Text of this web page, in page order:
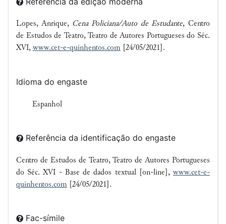
Lopes, Anrique, Cena Policiana/Auto de Estudante, Centro
de Estudos de Teatro, Teatro de Autores Portugueses do Séc.
XVI, www.cet-e-quinhentos.com [24/05/2021].
Idioma do engaste
Espanhol
Referência da identificação do engaste
Centro de Estudos de Teatro, Teatro de Autores Portugueses
do Séc. XVI - Base de dados textual [on-line], www.cet-e-
quinhentos.com [24/05/2021].
Fac-símile